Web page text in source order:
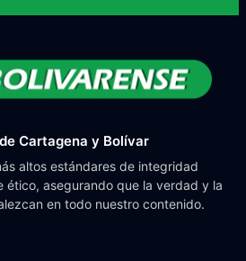
Cartagena y Bolívar
altos estándares de integridad
ético, asegurando que la verdad y la
en todo nuestro contenido.